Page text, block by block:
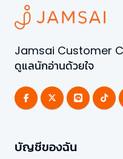
Jamsai Customer
ดูแลนักอ่านด้วยใจ
บัญชีของฉัน